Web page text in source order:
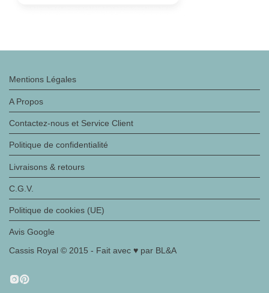
Mentions Légales
A Propos
Contactez-nous et Service Client
Politique de confidentialité
Livraisons & retours
C.G.V.
Politique de cookies (UE)
Avis Google
Cassis Royal © 2015 - Fait avec ♥ par BL&A